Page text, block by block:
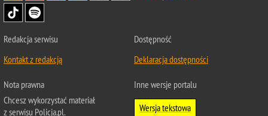
Redakcja serwisu
Kontakt z redakcją
Dostępność
Deklaracja dostępności
Nota prawna
Chcesz wykorzystać materiał
z serwisu Policja.pl.
Inne wersje portalu
Wersja tekstowa